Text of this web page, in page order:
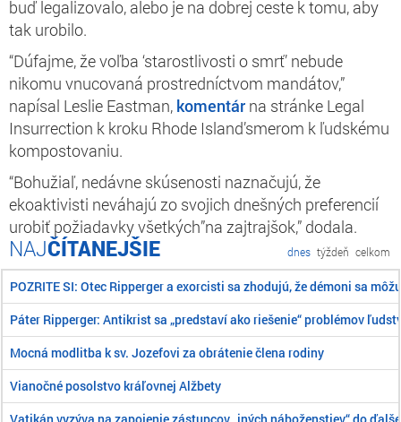
buď legalizovalo, alebo je na dobrej ceste k tomu, aby
tak urobilo.
“Dúfajme, že voľba ‘starostlivosti o smrť’ nebude
nikomu vnucovaná prostredníctvom mandátov,”
napísal Leslie Eastman, komentár na stránke Legal
Insurrection k kroku Rhode Island’smerom k ľudskému
kompostovaniu.
“Bohužiaľ, nedávne skúsenosti naznačujú, že
ekoaktivisti neváhajú zo svojich dnešných preferencií
urobiť požiadavky všetkých”na zajtrajšok,” dodala.
ČÍTANEJŠIE dnes týždeň celkom
POZRITE SI: Otec Ripperger a exorcisti sa zhodujú, že démoni sa
Páter Ripperger: Antikrist sa „predstaví ako riešenie“ problémov
Mocná modlitba k sv. Jozefovi za obrátenie člena rodiny
Vianočné posolstvo kráľovnej Alžbety